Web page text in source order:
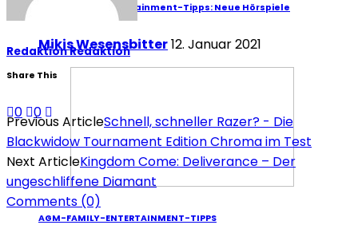
AGM-Family-Entertainment-Tipps: Neue Hörspiele
Mikis Wesensbitter12. Januar 2021
AGM-FAMILY-ENTERTAINMENT-TIPPS
Redaktion Redaktion
Share This
0 0
Previous ArticleSchnell, schneller Razer? - Die
Blackwidow Tournament Edition Chroma im Test
Next ArticleKingdom Come: Deliverance – Der
ungeschliffene Diamant
Comments (0)